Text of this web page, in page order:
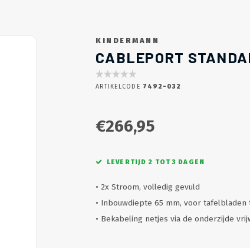
KINDERMANN
CABLEPORT
ARTIKELCODE 7492-032
€266,95
LEVERTIJD 2 TOT 3 DAGEN
• 2x Stroom, volledig gevuld
• Inbouwdiepte 65 mm, voor tafelbladen
• Bekabeling netjes via de onderzijde